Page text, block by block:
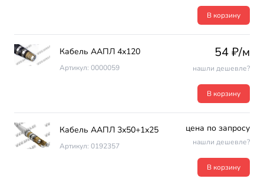
В корзину
Кабель ААПЛ 4х120
Артикул: 0000059
54 ₽/м
нашли дешевле?
В корзину
Кабель ААПЛ 3х50+1х25
Артикул: 0192357
цена по запросу
нашли дешевле?
В корзину